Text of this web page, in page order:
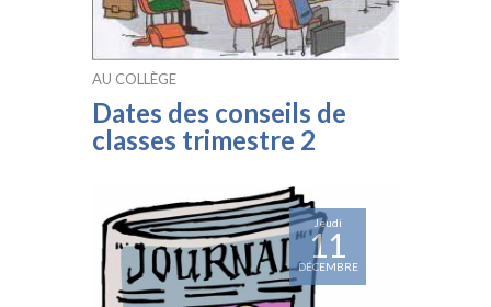
AU COLLÈGE
Dates des conseils de
classes trimestre 2
Jeudi
11
DÉCEMBRE